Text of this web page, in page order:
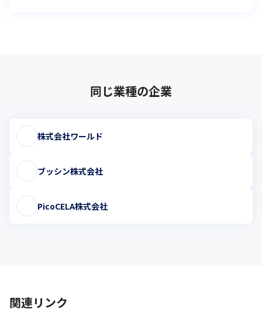
同じ業種の企業
株式会社ワールド
ブッシン株式会社
PicoCELA株式会社
関連リンク